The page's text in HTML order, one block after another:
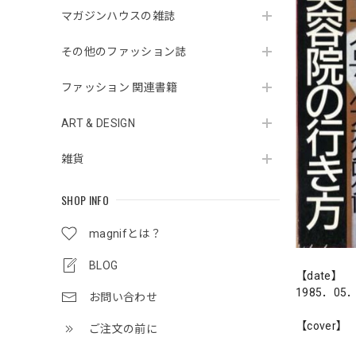
マガジンハウスの雑誌
その他のファッション誌
ファッション 関連書籍
ART & DESIGN
雑貨
SHOP INFO
magnifとは？
BLOG
お問い合わせ
ご注文の前に
【date】
1985．05
【cover】